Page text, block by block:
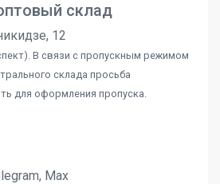
склад
12
В связи с пропускным режимом
склада просьба
для оформления пропуска.
Max